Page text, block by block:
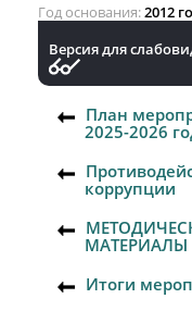
Год основания 2012
Версия для
План
2025-2026
коррупции
Итоги